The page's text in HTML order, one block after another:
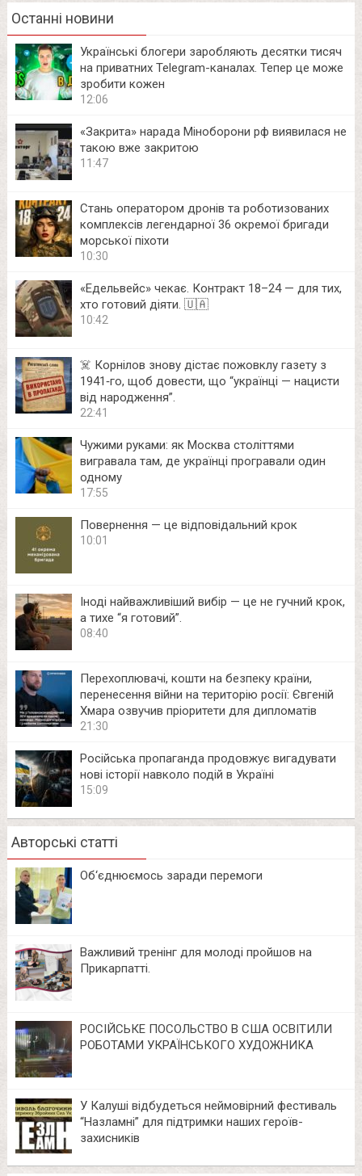
Останні новини
Українські блогери заробляють десятки тисяч
на приватних Telegram-каналах. Тепер це може
зробити кожен
12:06
«Закрита» нарада Міноборони рф виявилася не
такою вже закритою
11:47
Стань оператором дронів та роботизованих
комплексів легендарної 36 окремої бригади
морської піхоти
10:30
«Едельвейс» чекає. Контракт 18–24 — для тих,
хто готовий діяти. 🇺🇦
10:42
☠️ Корнілов знову дістає пожовклу газету з
1941‑го, щоб довести, що “українці — нацисти
від народження”.
22:41
Чужими руками: як Москва століттями
вигравала там, де українці програвали один
одному
17:55
Повернення — це відповідальний крок
10:01
Іноді найважливіший вибір — це не гучний крок,
а тихе “я готовий”.
08:40
Перехоплювачі, кошти на безпеку країни,
перенесення війни на територію росії: Євгеній
Хмара озвучив пріоритети для дипломатів
21:30
Російська пропаганда продовжує вигадувати
нові історії навколо подій в Україні
15:09
Авторські статті
Об‘єднюємось заради перемоги
Важливий тренінг для молоді пройшов на
Прикарпатті.
РОСІЙСЬКЕ ПОСОЛЬСТВО В США ОСВІТИЛИ
РОБОТАМИ УКРАЇНСЬКОГО ХУДОЖНИКА
У Калуші відбудеться неймовірний фестиваль
“Назламні” для підтримки наших героїв-
захисників